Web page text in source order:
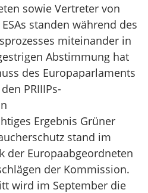
sowie Vertreter von
standen während des
miteinander in
Abstimmung hat
des Europaparlaments
PRIIIPs-
Ergebnis Grüner
stand im
der Europaabgeordneten
der Kommission.
wird im September die